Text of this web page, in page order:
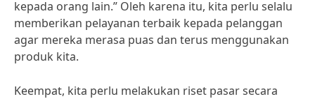
kepada orang lain.” Oleh karena itu, kita perlu selalu
memberikan pelayanan terbaik kepada pelanggan
agar mereka merasa puas dan terus menggunakan
produk kita.
Keempat, kita perlu melakukan riset pasar secara